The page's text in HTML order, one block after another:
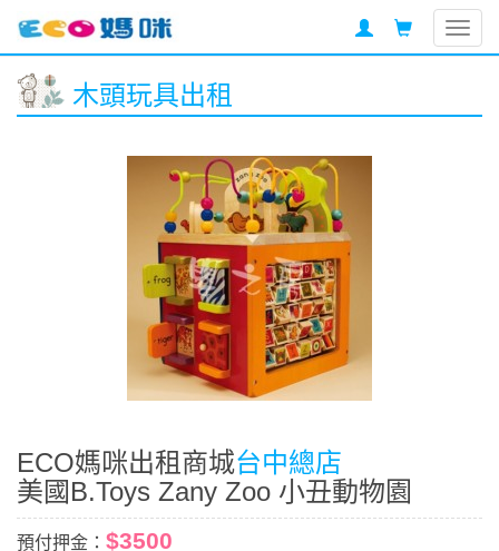
木頭玩具出租
ECO媽咪出租商城台中總店
美國B.Toys Zany Zoo 小丑動物園
預付押金： $3500